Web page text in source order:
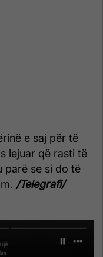
e saj për të
lejuar që rasti të
parë se si do të
/Telegrafi/